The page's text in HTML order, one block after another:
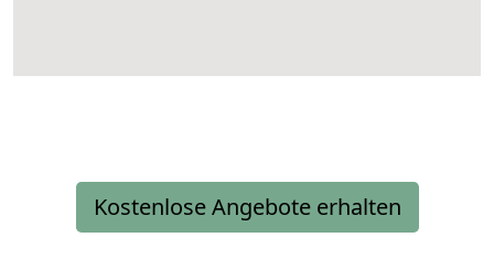
Kostenlose Angebote erhalten